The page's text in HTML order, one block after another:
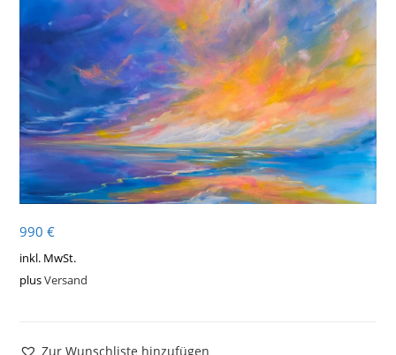
990€
inkl. MwSt.
plusVersand
Zur Wunschliste hinzufügen